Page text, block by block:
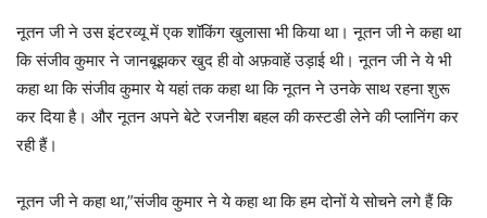
नूतन जी ने उस इंटरव्यू में एक शॉकिंग खुलासा भी किया था। नूतन जी ने कहा था
कि संजीव कुमार ने जानबूझकर खुद ही वो अफ़वाहें उड़ाई थी। नूतन जी ने ये भी
कहा था कि संजीव कुमार ये यहां तक कहा था कि नूतन ने उनके साथ रहना शुरू
कर दिया है। और नूतन अपने बेटे रजनीश बहल की कस्टडी लेने की प्लानिंग कर
रही हैं।
नूतन जी ने कहा था,”संजीव कुमार ने ये कहा था कि हम दोनों ये सोचने लगे हैं कि